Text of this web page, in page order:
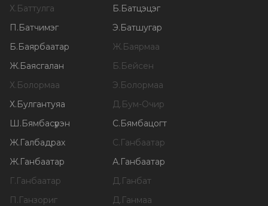
Х.Баттулга Б.Батцэцэг
П.Батчимэг Э.Батшугар
Б.Баярбаатар Ж.Баярмаа
Ж.Баясгалан Б.Бейсен
Х.Болормаа Э.Болормаа
Х.Булгантуяа Д.Бум-Очир
Ш.Бямбасүрэн С.Бямбацогт
Ж.Галбадрах С.Ганбаатар
Ж.Ганбаатар А.Ганбаатар
Г.Ганбаатар Д.Ганбат
П.Ганзориг Д.Ганмаа